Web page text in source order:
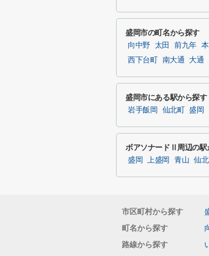
盛岡市の町名から探す
向中野 太田 前九年
西下台町
南大通 大通
盛岡市にある駅から探す
岩手飯岡 仙北町 盛岡
ボアソナードⅡ周辺の駅
盛岡 上盛岡 青山 仙北
市区町村から探す
町名から探す
路線から探す